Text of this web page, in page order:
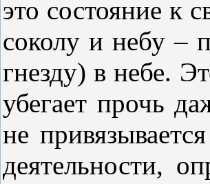
это состояние к
соколу и небу –
гнезду) в небе.
убегает прочь
не
деятельности,